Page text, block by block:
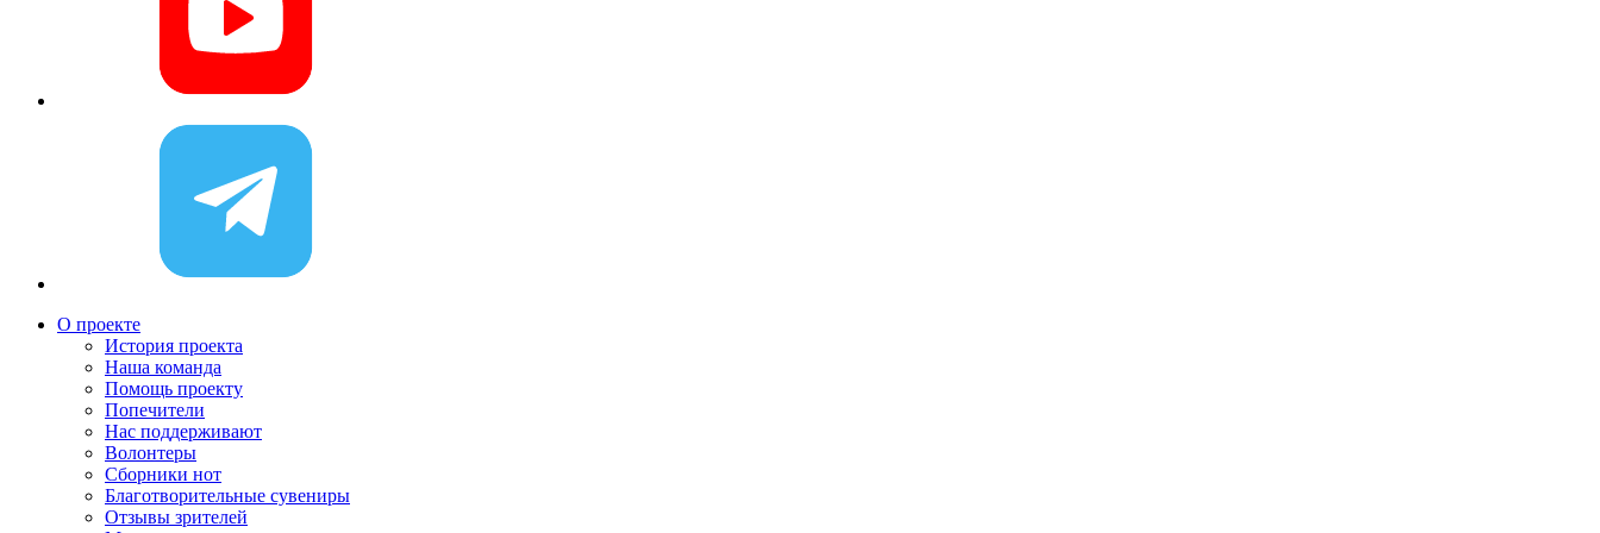
О проекте
История проекта
Наша команда
Помощь проекту
Попечители
Нас поддерживают
Волонтеры
Сборники нот
Благотворительные сувениры
Отзывы зрителей